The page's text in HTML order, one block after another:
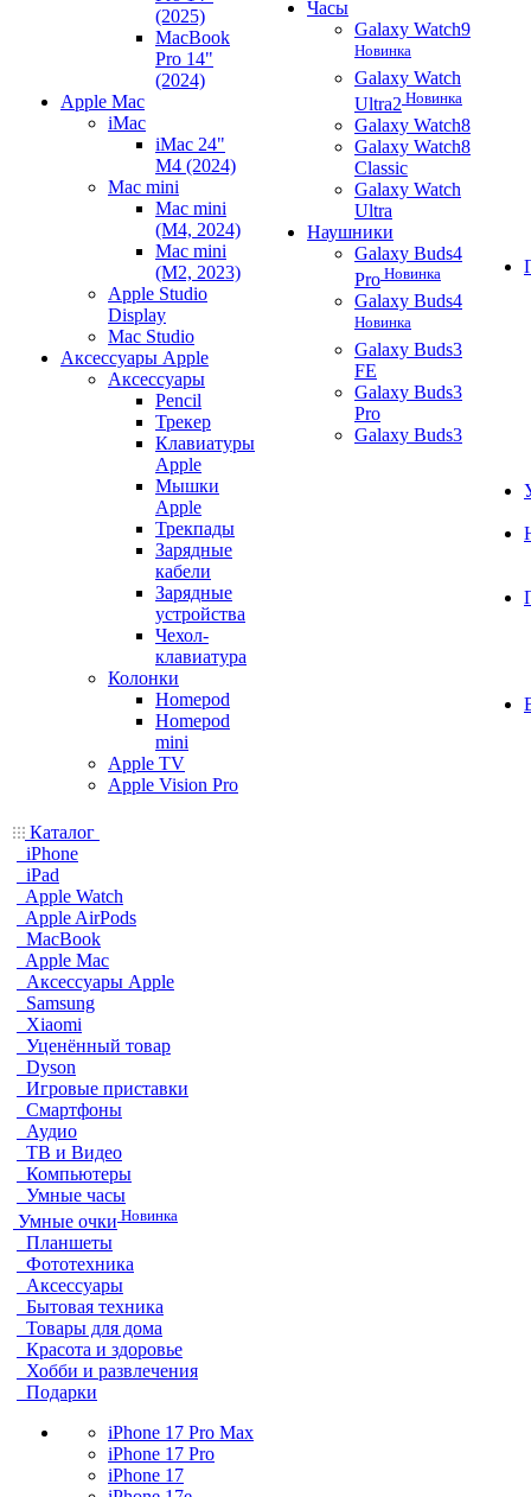
(2025)
MacBook
Pro 14"
(2024)
Apple Mac
iMac
iMac 24"
M4 (2024)
Mac mini
Mac mini
(M4, 2024)
Mac mini
(M2, 2023)
Apple Studio
Display
Mac Studio
Аксессуары Apple
Аксессуары
Pencil
Трекер
Клавиатуры
Apple
Мышки
Apple
Трекпады
Зарядные
кабели
Зарядные
устройства
Чехол-
клавиатура
Колонки
Homepod
Homepod
mini
Apple TV
Apple Vision Pro
Часы
Galaxy Watch9
Новинка
Galaxy Watch
Ultra2 Новинка
Galaxy Watch8
Galaxy Watch8
Classic
Galaxy Watch
Ultra
Наушники
Galaxy Buds4
Pro Новинка
Galaxy Buds4
Новинка
Galaxy Buds3
FE
Galaxy Buds3
Pro
Galaxy Buds3
Каталог
iPhone
iPad
Apple Watch
Apple AirPods
MacBook
Apple Mac
Аксессуары Apple
Samsung
Xiaomi
Уценённый товар
Dyson
Игровые приставки
Смартфоны
Аудио
ТВ и Видео
Компьютеры
Умные часы
Умные очки Новинка
Планшеты
Фототехника
Аксессуары
Бытовая техника
Товары для дома
Красота и здоровье
Хобби и развлечения
Подарки
iPhone 17 Pro Max
iPhone 17 Pro
iPhone 17